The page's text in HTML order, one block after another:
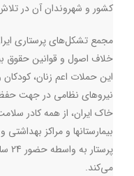
کشور و شهروندان آن در
مجمع تشکل‌های پرستاری
خلاف اصول و قوانین حقوق
این حملات اعم زنان،
نیروهای نظامی در جهت حفظ
خاک ایران، از همه کادر
بیمارستانها و مراکز
می‌کند.